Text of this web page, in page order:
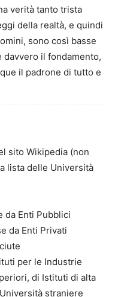
verità tanto trista
della realtà, e quindi
sono così basse
davvero il fondamento,
il padrone di tutto e
sito Wikipedia (non
lista delle Università
da Enti Pubblici
da Enti Privati
per le Industrie
di Istituti di alta
straniere